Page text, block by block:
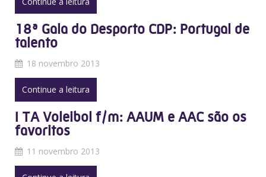
18ª Gala do Desporto CDP: Portugal de
talento
18 novembro 2013
Continue a leitura
I TA Voleibol f/m: AAUM e AAC são os
favoritos
11 novembro 2013